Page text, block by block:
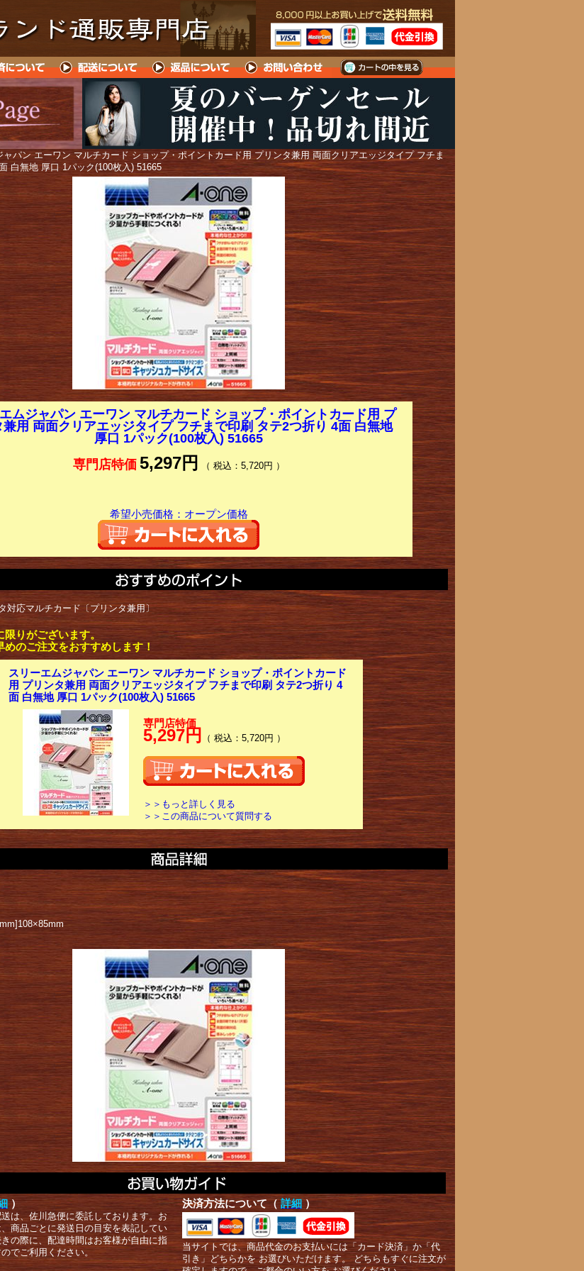
ャパン エーワン マルチカード ショップ・ポイントカード用 プリンタ兼用 両面クリアエッジタイプ フチま
白無地 厚口 1パック(100枚入) 51665
ムジャパン エーワン マルチカード ショップ・ポイントカード用 プ
兼用 両面クリアエッジタイプ フチまで印刷 タテ2つ折り 4面 白無地
厚口 1パック(100枚入) 51665
専門店特価 5,297円 （ 税込：5,720円 ）
希望小売価格：オープン価格
対応マルチカード〔プリンタ兼用〕
りがございます。
のご注文をおすすめします！
スリーエムジャパン エーワン マルチカード ショップ・ポイントカード
用 プリンタ兼用 両面クリアエッジタイプ フチまで印刷 タテ2つ折り 4
面 白無地 厚口 1パック(100枚入) 51665
専門店特価
5,297円 （ 税込：5,720円 ）
＞＞もっと詳しく見る
＞＞この商品について質問する
）
は、佐川急便に委託しております。お
商品ごとに発送日の目安を表記してい
の際に、配達時間はお客様が自由に指
でご利用ください。
決済方法について（ 詳細 ）
当サイトでは、商品代金のお支払いには「カード決済」か「代
引き」どちらかを お選びいただけます。 どちらもすぐに注文が